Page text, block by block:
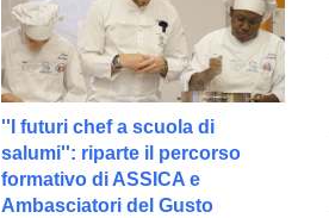
''I futuri chef a scuola di
salumi'': riparte il percorso
formativo di ASSICA e
Ambasciatori del Gusto